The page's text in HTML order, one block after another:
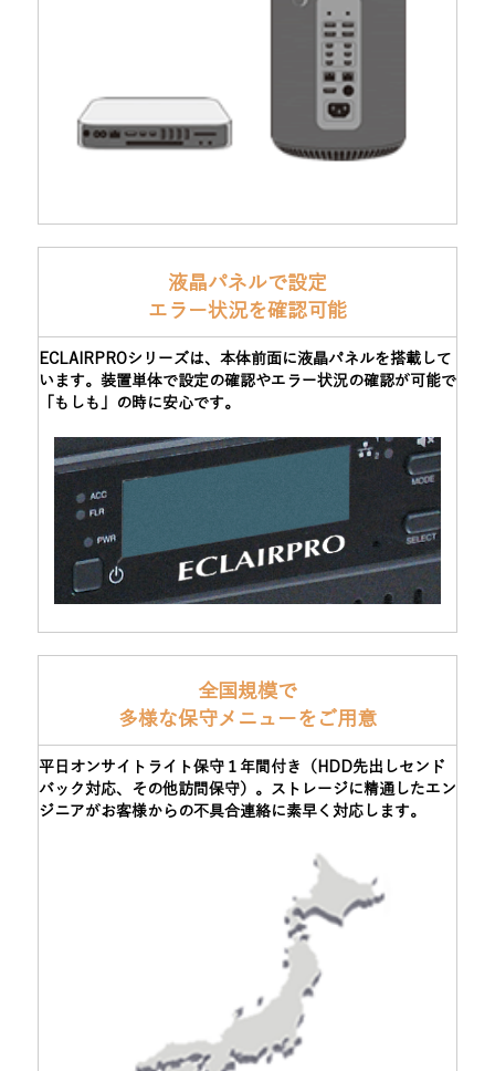
液晶パネルで設定
エラー状況を確認可能
ECLAIRPROシリーズは、本体前面に液晶パネルを搭載して
います。装置単体で設定の確認やエラー状況の確認が可能で
「もしも」の時に安心です。
全国規模で
多様な保守メニューをご用意
平日オンサイトライト保守１年間付き（HDD先出しセンド
バック対応、その他訪問保守）。ストレージに精通したエン
ジニアがお客様からの不具合連絡に素早く対応します。